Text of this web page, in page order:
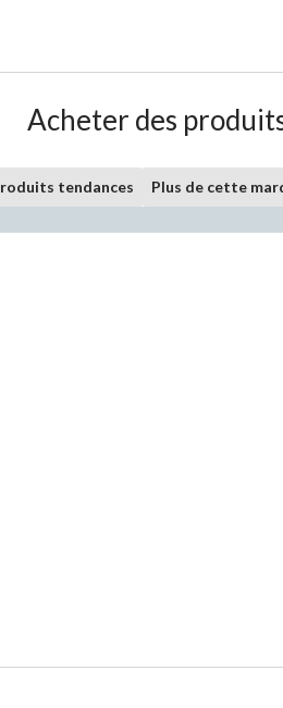
Acheter des
tendances Plus de cette